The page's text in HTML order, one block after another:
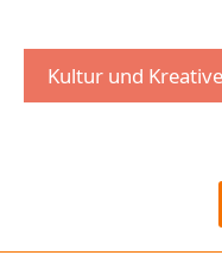
Kultur und